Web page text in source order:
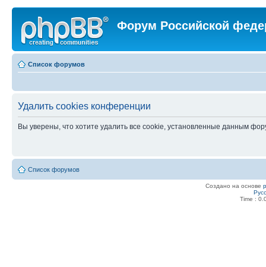
Форум Российской
Список форумов
Удалить cookies конференции
Вы уверены, что хотите удалить все cookie, установленные данным
Список форумов
Создано на основе
Time :